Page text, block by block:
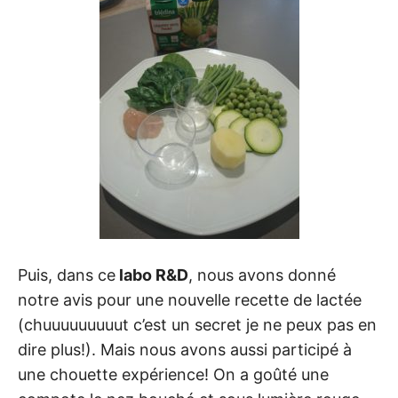
Puis, dans ce labo R&D, nous avons donné
notre avis pour une nouvelle recette de lactée
(chuuuuuuuuut c’est un secret je ne peux pas en
dire plus!). Mais nous avons aussi participé à
une chouette expérience! On a goûté une